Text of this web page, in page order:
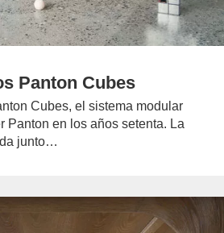
Panton Cubes
Cubes, el sistema modular
Panton en los años setenta. La
junto…